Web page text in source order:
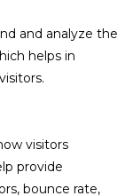
and analyze the
helps in
visitors
provide
bounce rate,